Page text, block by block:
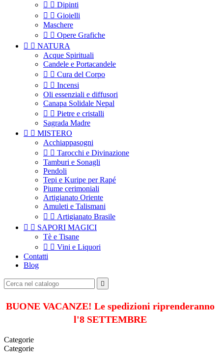
  Dipinti
  Gioielli
Maschere
  Opere Grafiche
  NATURA
Acque Spirituali
Candele e Portacandele
  Cura del Corpo
  Incensi
Oli essenziali e diffusori
Canapa Solidale Nepal
  Pietre e cristalli
Sagrada Madre
  MISTERO
Acchiappasogni
  Tarocchi e Divinazione
Tamburi e Sonagli
Pendoli
Tepi e Kuripe per Rapé
Piume cerimoniali
Artigianato Oriente
Amuleti e Talismani
  Artigianato Brasile
  SAPORI MAGICI
Tè e Tisane
  Vini e Liquori
Contatti
Blog

BUONE VACANZE! Le spedizioni riprenderanno
l'8 SETTEMBRE
Categorie
Categorie